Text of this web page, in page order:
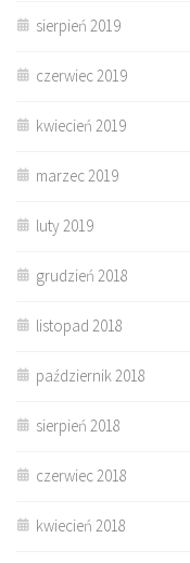
sierpień 2019
czerwiec 2019
kwiecień 2019
marzec 2019
luty 2019
grudzień 2018
listopad 2018
październik 2018
sierpień 2018
czerwiec 2018
kwiecień 2018